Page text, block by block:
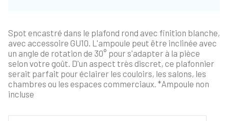
Spot encastré dans le plafond rond avec finition blanche,
avec accessoire GU10. L'ampoule peut être inclinée avec
un angle de rotation de 30° pour s'adapter à la pièce
selon votre goût. D'un aspect très discret, ce plafonnier
serait parfait pour éclairer les couloirs, les salons, les
chambres ou les espaces commerciaux. *Ampoule non
incluse